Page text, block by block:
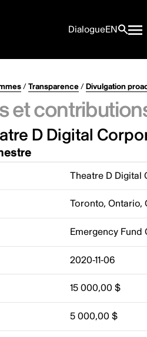
DialogueEN
/Transparence/Divulgation
et
D Digital
Theatre D Digital
Toronto, Ontario,
Emergency Fund
2020-11-06
15 000,00 $
5 000,00 $